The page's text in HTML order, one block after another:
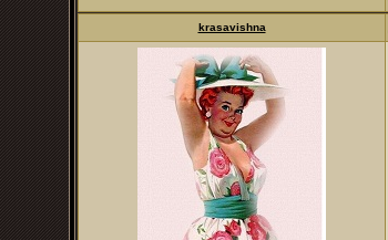
krasavishna